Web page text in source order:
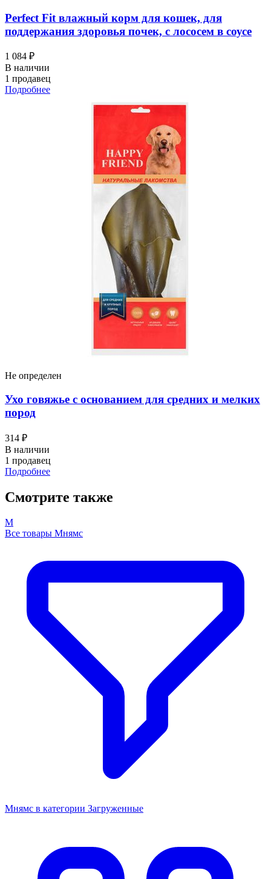
Perfect Fit влажный корм для кошек, для
поддержания здоровья почек, с лососем в соусе
1 084 ₽
В наличии
1 продавец
Подробнее
Не определен
Ухо говяжье с основанием для средних и мелких
пород
314 ₽
В наличии
1 продавец
Подробнее
Смотрите также
М
Все товары Мнямс
Мнямс в категории Загруженные